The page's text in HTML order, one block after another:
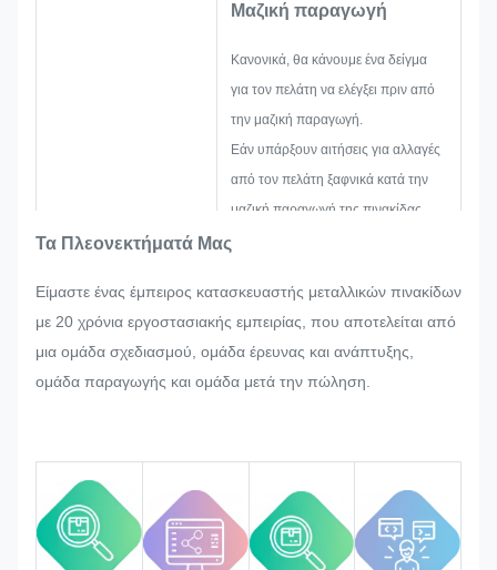
Μαζική παραγωγή
Κανονικά, θα κάνουμε ένα δείγμα
για τον πελάτη να ελέγξει πριν από
την μαζική παραγωγή.
Εάν υπάρξουν αιτήσεις για αλλαγές
από τον πελάτη ξαφνικά κατά την
μαζική παραγωγή της πινακίδας,
θα προσπαθήσουμε με κάθε
δυνατότητα να τις ικανοποιήσουμε,
αν αυτό μπορεί να τροποποιηθεί.
Θα παρακολουθούμε και θα
ποιότητας.
Τα Πλεονεκτήματά Μας
Είμαστε ένας έμπειρος κατασκευαστής μεταλλικών πινακίδων
με 20 χρόνια εργοστασιακής εμπειρίας, που αποτελείται από
μια ομάδα σχεδιασμού, ομάδα έρευνας και ανάπτυξης,
ομάδα παραγωγής και ομάδα μετά την πώληση.